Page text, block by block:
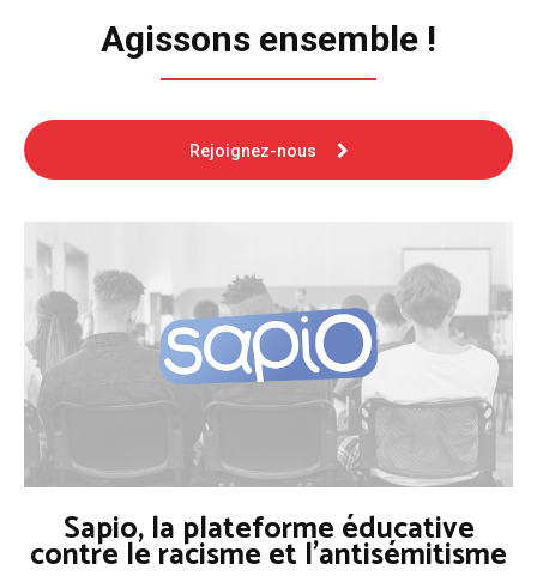
Agissons ensemble !
Rejoignez-nous
Sapio, la plateforme éducative
contre le racisme et l'antisémitisme